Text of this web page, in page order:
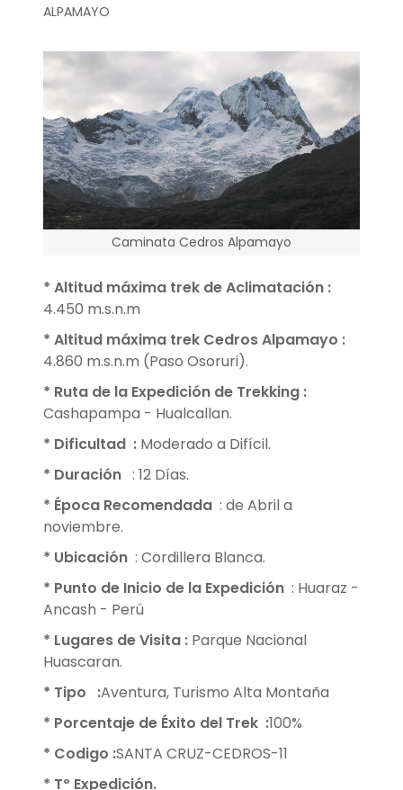
ALPAMAYO
Caminata Cedros Alpamayo
* Altitud máxima trek de Aclimatación :
4.450 m.s.n.m
* Altitud máxima trek Cedros Alpamayo :
4.860 m.s.n.m (Paso Osoruri).
* Ruta de la Expedición de Trekking :
Cashapampa - Hualcallan.
* Dificultad : Moderado a Difícil.
* Duración : 12 Días.
* Época Recomendada : de Abril a
noviembre.
* Ubicación : Cordillera Blanca.
* Punto de Inicio de la Expedición : Huaraz -
Ancash - Perú
* Lugares de Visita : Parque Nacional
Huascaran.
* Tipo
:Aventura, Turismo Alta Montaña
* Porcentaje de Éxito del Trek :100%
* Codigo :SANTA CRUZ-CEDROS-11
* Tº Expedición.